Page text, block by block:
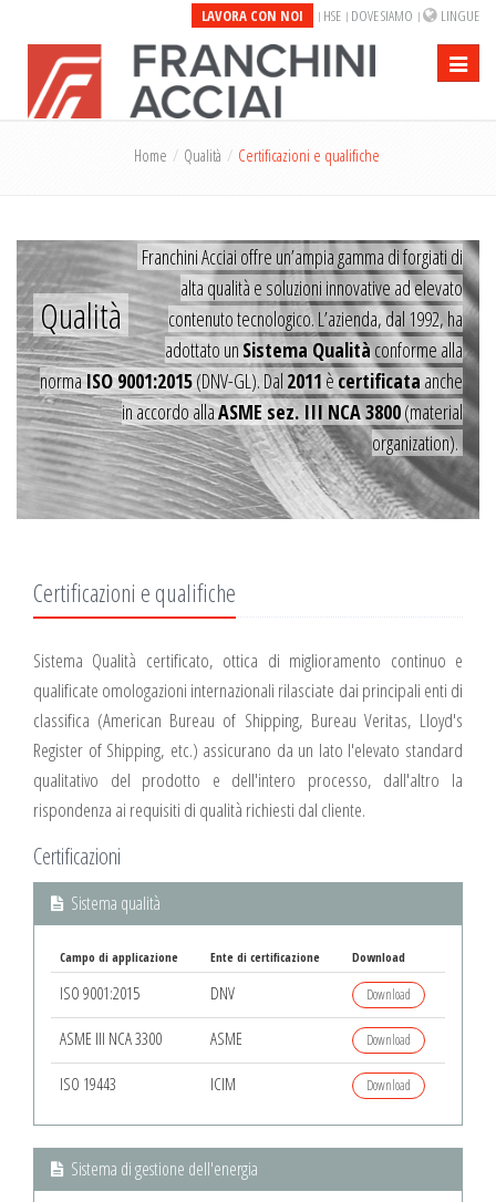
LAVORA CON NOI HSE DOVE SIAMO LINGUE
Toggle
Home Qualità Certificazioni e qualifiche
Qualità
Franchini Acciai offre un’ampia gamma di forgiati di
alta qualità e soluzioni innovative ad elevato
contenuto tecnologico. L’azienda, dal 1992, ha
adottato un Sistema Qualitàconforme alla
normaISO 9001:2015(DNV-GL). Dal 2011ècertificata anche
in accordo allaASME sez. III NCA 3800(material
organization).
Certificazioni e qualifiche
Sistema Qualità certificato, ottica di miglioramento continuo e
qualificate omologazioni internazionali rilasciate dai principali enti di
classifica (American Bureau of Shipping, Bureau Veritas, Lloyd's
Register of Shipping, etc.) assicurano da un lato l'elevato standard
qualitativo del prodotto e dell'intero processo, dall'altro la
rispondenza ai requisiti di qualità richiesti dal cliente.
Certificazioni
Sistema qualità
Campo di applicazione Ente di certificazione Download
ISO 9001:2015 DNV Download
ASME III NCA 3300 ASME Download
ISO 19443 ICIM Download
Sistema di gestione dell'energia